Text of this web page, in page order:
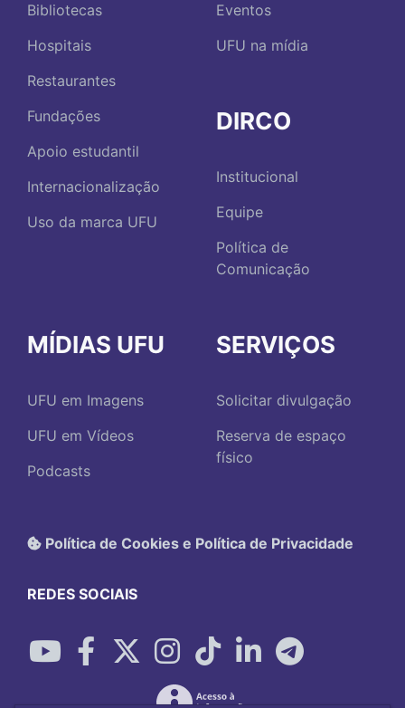
Bibliotecas
Hospitais
Restaurantes
Fundações
Apoio estudantil
Internacionalização
Uso da marca UFU
Eventos
UFU na mídia
DIRCO
Institucional
Equipe
Política de
Comunicação
MÍDIAS UFU
UFU em Imagens
UFU em Vídeos
Podcasts
SERVIÇOS
Solicitar divulgação
Reserva de espaço
físico
Política de Cookies e Política de Privacidade
REDES SOCIAIS